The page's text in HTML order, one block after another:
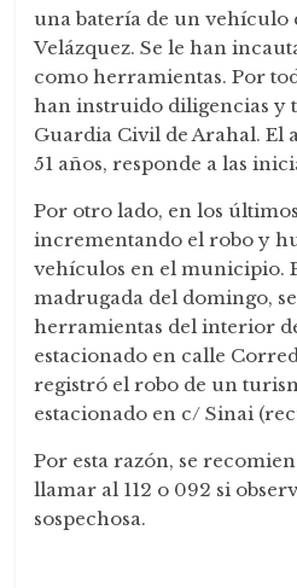
una batería de un vehículo
Velázquez. Se le han
como herramientas. Por
han instruido diligencias y
Guardia Civil de Arahal. El
51 años, responde a las
Por otro lado, en los
incrementando el robo y
vehículos en el municipio.
madrugada del domingo,
herramientas del interior
estacionado en calle
registró el robo de un
estacionado en c/ Sinai
Por esta razón, se
llamar al 112 o 092 si
sospechosa.